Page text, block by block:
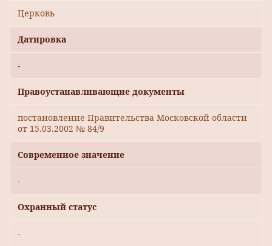
Церковь
Датировка
-
Правоустанавливающие документы
постановление Правительства Московской области
от 15.03.2002 № 84/9
Современное значение
-
Охранный статус
-